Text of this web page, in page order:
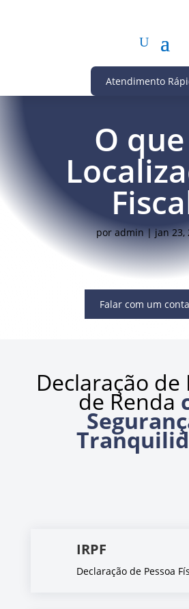
Atendimento
O
poradmin|jan 23,
Falar com um
Declaração
de Renda
IRPF
Declaração de Pessoa